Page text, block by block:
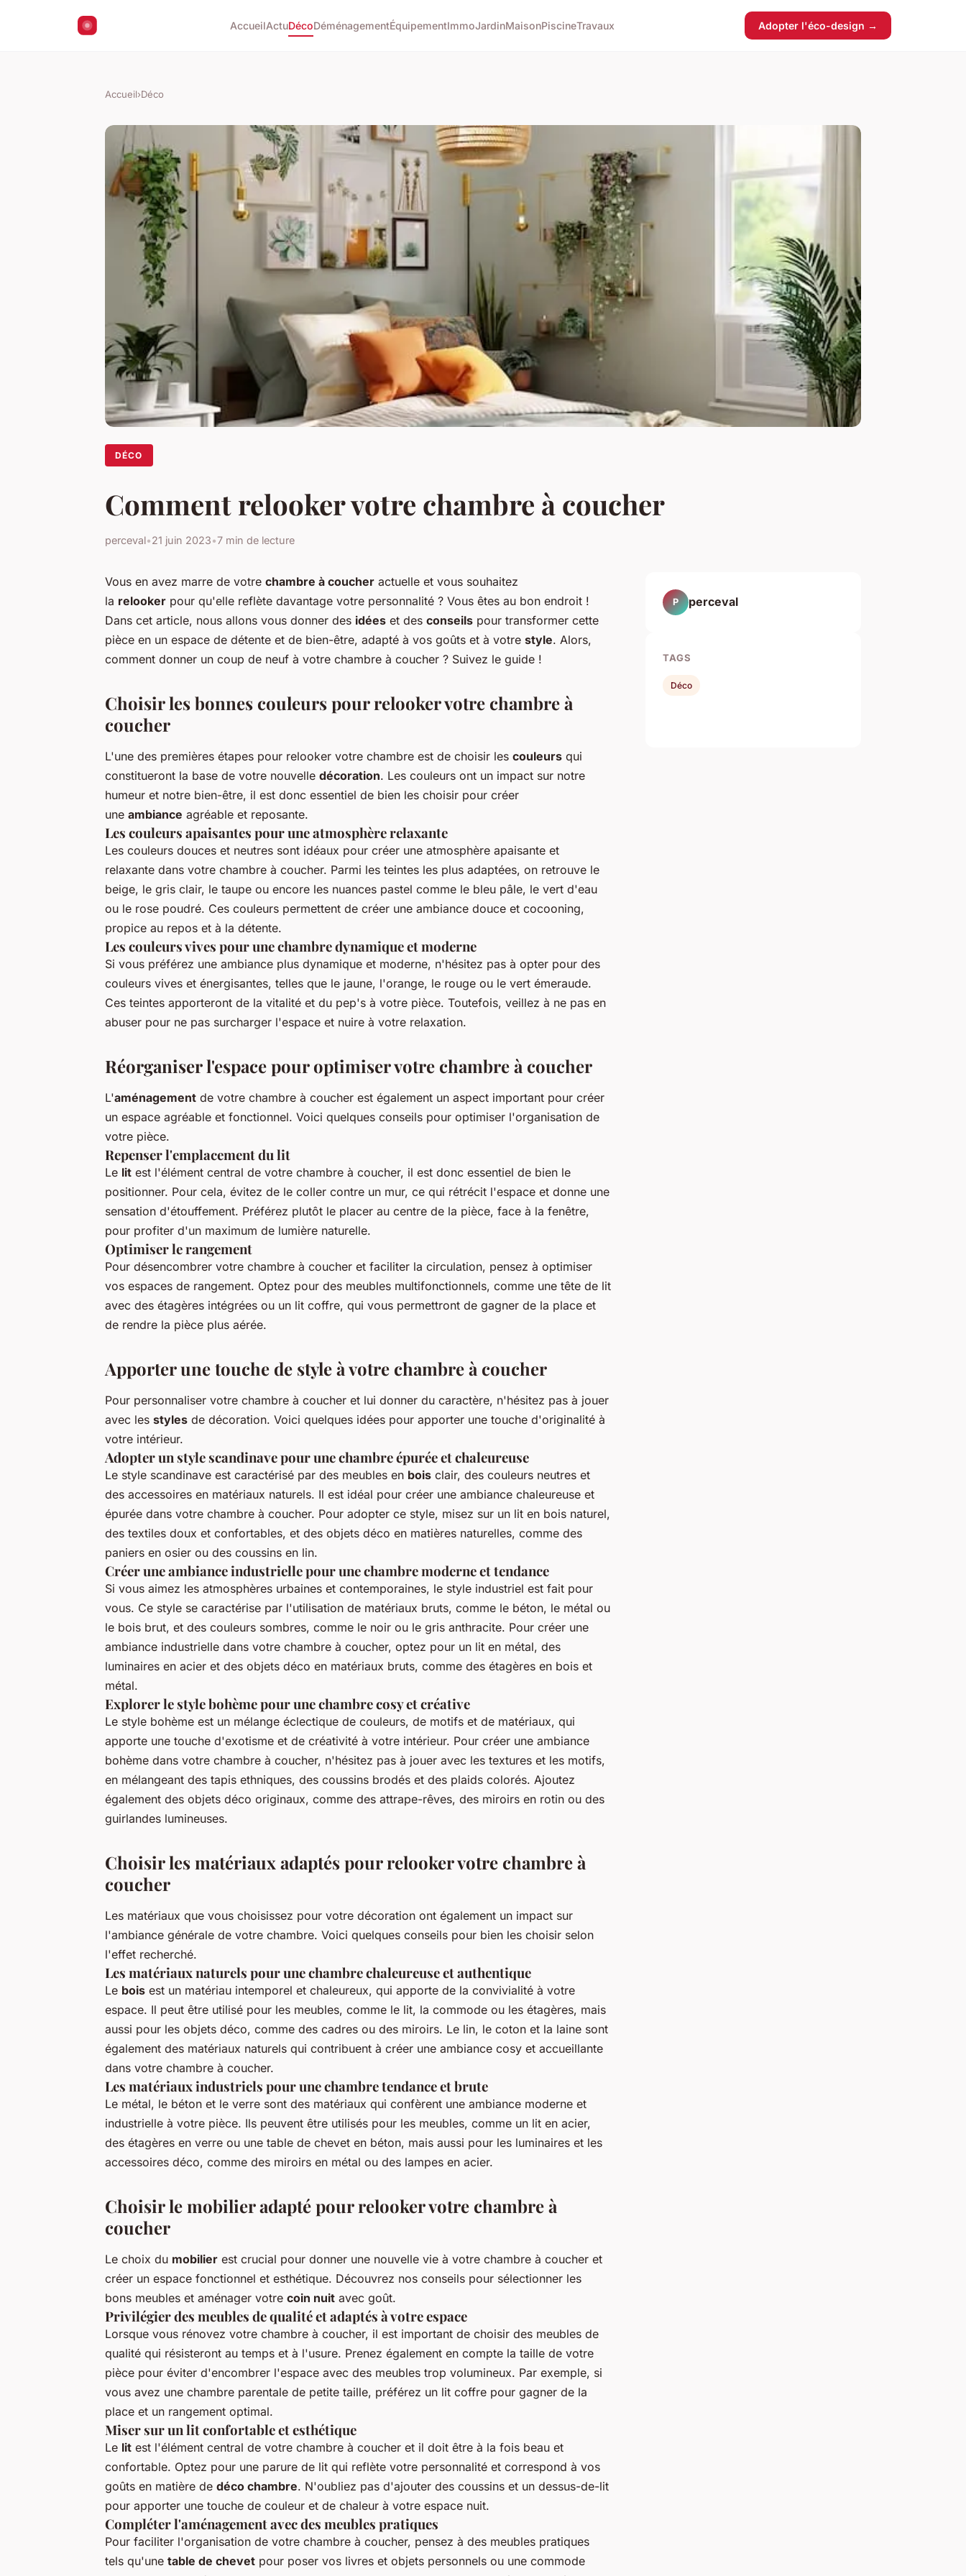
AccueilActuDécoDéménagementÉquipementImmoJardinMaisonPiscineTravaux Adopter l'éco-design →
Accueil›Déco
DÉCO
Comment relooker votre chambre à coucher
perceval•21 juin 2023•7 min de lecture
Vous en avez marre de votre chambre à coucher actuelle et vous souhaitez
la relooker pour qu'elle reflète davantage votre personnalité ? Vous êtes au bon endroit !
Dans cet article, nous allons vous donner des idées et des conseils pour transformer cette
pièce en un espace de détente et de bien-être, adapté à vos goûts et à votre style. Alors,
comment donner un coup de neuf à votre chambre à coucher ? Suivez le guide !
Choisir les bonnes couleurs pour relooker votre chambre à
coucher
L'une des premières étapes pour relooker votre chambre est de choisir les couleurs qui
constitueront la base de votre nouvelle décoration. Les couleurs ont un impact sur notre
humeur et notre bien-être, il est donc essentiel de bien les choisir pour créer
une ambiance agréable et reposante.
Les couleurs apaisantes pour une atmosphère relaxante
Les couleurs douces et neutres sont idéaux pour créer une atmosphère apaisante et
relaxante dans votre chambre à coucher. Parmi les teintes les plus adaptées, on retrouve le
beige, le gris clair, le taupe ou encore les nuances pastel comme le bleu pâle, le vert d'eau
ou le rose poudré. Ces couleurs permettent de créer une ambiance douce et cocooning,
propice au repos et à la détente.
Les couleurs vives pour une chambre dynamique et moderne
Si vous préférez une ambiance plus dynamique et moderne, n'hésitez pas à opter pour des
couleurs vives et énergisantes, telles que le jaune, l'orange, le rouge ou le vert émeraude.
Ces teintes apporteront de la vitalité et du pep's à votre pièce. Toutefois, veillez à ne pas en
abuser pour ne pas surcharger l'espace et nuire à votre relaxation.
Réorganiser l'espace pour optimiser votre chambre à coucher
L'aménagement de votre chambre à coucher est également un aspect important pour créer
un espace agréable et fonctionnel. Voici quelques conseils pour optimiser l'organisation de
votre pièce.
Repenser l'emplacement du lit
Le lit est l'élément central de votre chambre à coucher, il est donc essentiel de bien le
positionner. Pour cela, évitez de le coller contre un mur, ce qui rétrécit l'espace et donne une
sensation d'étouffement. Préférez plutôt le placer au centre de la pièce, face à la fenêtre,
pour profiter d'un maximum de lumière naturelle.
Optimiser le rangement
Pour désencombrer votre chambre à coucher et faciliter la circulation, pensez à optimiser
vos espaces de rangement. Optez pour des meubles multifonctionnels, comme une tête de lit
avec des étagères intégrées ou un lit coffre, qui vous permettront de gagner de la place et
de rendre la pièce plus aérée.
Apporter une touche de style à votre chambre à coucher
Pour personnaliser votre chambre à coucher et lui donner du caractère, n'hésitez pas à jouer
avec les styles de décoration. Voici quelques idées pour apporter une touche d'originalité à
votre intérieur.
Adopter un style scandinave pour une chambre épurée et chaleureuse
Le style scandinave est caractérisé par des meubles en bois clair, des couleurs neutres et
des accessoires en matériaux naturels. Il est idéal pour créer une ambiance chaleureuse et
épurée dans votre chambre à coucher. Pour adopter ce style, misez sur un lit en bois naturel,
des textiles doux et confortables, et des objets déco en matières naturelles, comme des
paniers en osier ou des coussins en lin.
Créer une ambiance industrielle pour une chambre moderne et tendance
Si vous aimez les atmosphères urbaines et contemporaines, le style industriel est fait pour
vous. Ce style se caractérise par l'utilisation de matériaux bruts, comme le béton, le métal ou
le bois brut, et des couleurs sombres, comme le noir ou le gris anthracite. Pour créer une
ambiance industrielle dans votre chambre à coucher, optez pour un lit en métal, des
luminaires en acier et des objets déco en matériaux bruts, comme des étagères en bois et
métal.
Explorer le style bohème pour une chambre cosy et créative
Le style bohème est un mélange éclectique de couleurs, de motifs et de matériaux, qui
apporte une touche d'exotisme et de créativité à votre intérieur. Pour créer une ambiance
bohème dans votre chambre à coucher, n'hésitez pas à jouer avec les textures et les motifs,
en mélangeant des tapis ethniques, des coussins brodés et des plaids colorés. Ajoutez
également des objets déco originaux, comme des attrape-rêves, des miroirs en rotin ou des
guirlandes lumineuses.
Choisir les matériaux adaptés pour relooker votre chambre à
coucher
Les matériaux que vous choisissez pour votre décoration ont également un impact sur
l'ambiance générale de votre chambre. Voici quelques conseils pour bien les choisir selon
l'effet recherché.
Les matériaux naturels pour une chambre chaleureuse et authentique
Le bois est un matériau intemporel et chaleureux, qui apporte de la convivialité à votre
espace. Il peut être utilisé pour les meubles, comme le lit, la commode ou les étagères, mais
aussi pour les objets déco, comme des cadres ou des miroirs. Le lin, le coton et la laine sont
également des matériaux naturels qui contribuent à créer une ambiance cosy et accueillante
dans votre chambre à coucher.
Les matériaux industriels pour une chambre tendance et brute
Le métal, le béton et le verre sont des matériaux qui confèrent une ambiance moderne et
industrielle à votre pièce. Ils peuvent être utilisés pour les meubles, comme un lit en acier,
des étagères en verre ou une table de chevet en béton, mais aussi pour les luminaires et les
accessoires déco, comme des miroirs en métal ou des lampes en acier.
Choisir le mobilier adapté pour relooker votre chambre à
coucher
Le choix du mobilier est crucial pour donner une nouvelle vie à votre chambre à coucher et
créer un espace fonctionnel et esthétique. Découvrez nos conseils pour sélectionner les
bons meubles et aménager votre coin nuit avec goût.
Privilégier des meubles de qualité et adaptés à votre espace
Lorsque vous rénovez votre chambre à coucher, il est important de choisir des meubles de
qualité qui résisteront au temps et à l'usure. Prenez également en compte la taille de votre
pièce pour éviter d'encombrer l'espace avec des meubles trop volumineux. Par exemple, si
vous avez une chambre parentale de petite taille, préférez un lit coffre pour gagner de la
place et un rangement optimal.
Miser sur un lit confortable et esthétique
Le lit est l'élément central de votre chambre à coucher et il doit être à la fois beau et
confortable. Optez pour une parure de lit qui reflète votre personnalité et correspond à vos
goûts en matière de déco chambre. N'oubliez pas d'ajouter des coussins et un dessus-de-lit
pour apporter une touche de couleur et de chaleur à votre espace nuit.
Compléter l'aménagement avec des meubles pratiques
Pour faciliter l'organisation de votre chambre à coucher, pensez à des meubles pratiques
tels qu'une table de chevet pour poser vos livres et objets personnels ou une commode
P perceval
TAGS
Déco